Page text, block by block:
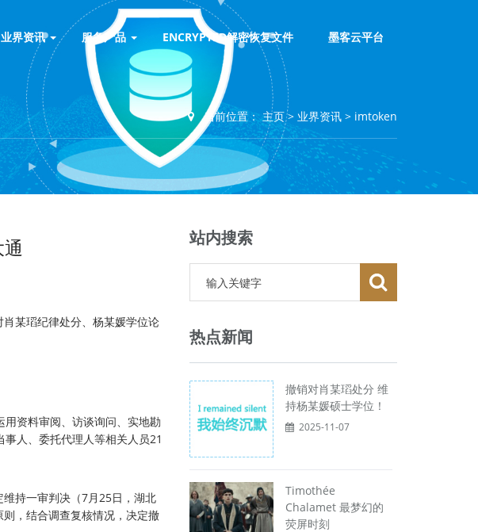
业界资讯 服务产品 ENCRYPTED解密恢复文件 墨客云平台
当前位置：主页> 业界资讯 > imtoken
某瑫纪律处分、杨某媛学位论
资料审阅、访谈询问、实地勘
人、委托代理人等相关人员21
持一审判决（7月25日，湖北
，结合调查复核情况，决定撤
站内搜索
热点新闻
撤销对肖某瑫处分 维
持杨某媛硕士学位！
2025-11-07
Timothée
Chalamet 最梦幻的
荧屏时刻